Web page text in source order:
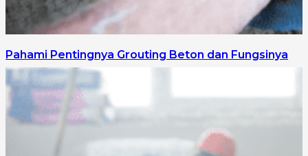
Pahami Pentingnya Grouting Beton dan Fungsinya